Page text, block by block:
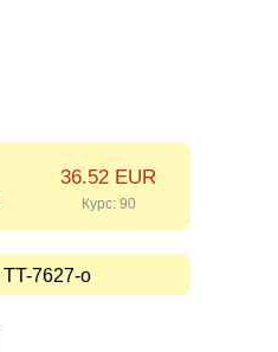
36.52 EUR
Курс: 90
TT-7627-o